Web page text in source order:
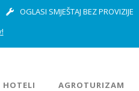
OGLASI SMJEŠTAJ BEZ PROVIZIJE
HOTELI AGROTURIZAM